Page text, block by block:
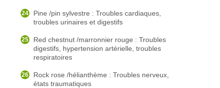
Pine /pin sylvestre : Troubles cardiaques,
troubles urinaires et digestifs
Red chestnut /marronnier rouge : Troubles
digestifs, hypertension artérielle, troubles
respiratoires
Rock rose /hélianthème : Troubles nerveux,
états traumatiques